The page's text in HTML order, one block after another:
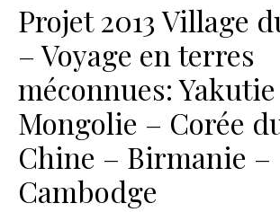
Projet 2013 Village
– Voyage en terres
méconnues:
Mongolie – Corée
Chine – Birmanie –
Cambodge